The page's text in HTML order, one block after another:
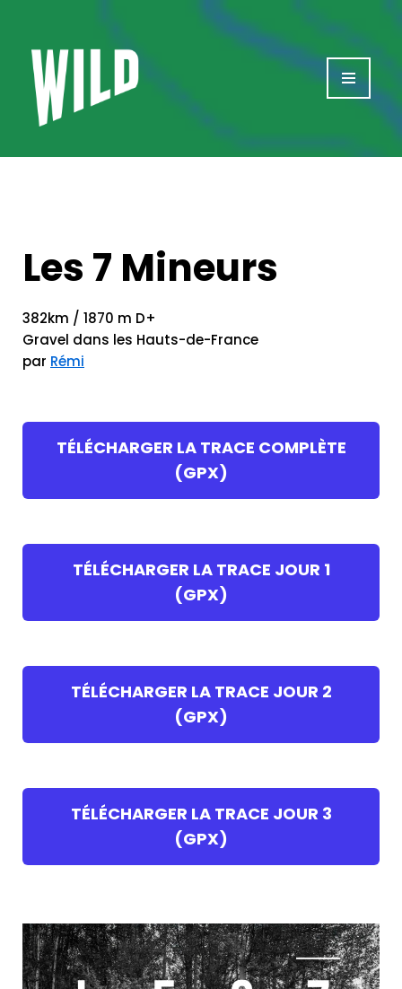
Aller
contenu
Les 7 Mineurs
382km / 1870 m D+
Gravel dans les Hauts-de-France
par Rémi
TÉLÉCHARGER LA TRACE COMPLÈTE
(GPX)
TÉLÉCHARGER LA TRACE JOUR 1
(GPX)
TÉLÉCHARGER LA TRACE JOUR 2
(GPX)
TÉLÉCHARGER LA TRACE JOUR 3
(GPX)